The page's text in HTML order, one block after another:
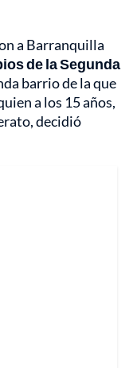
a Barranquilla
de la Segunda
barrio de la que
a los 15 años,
decidió